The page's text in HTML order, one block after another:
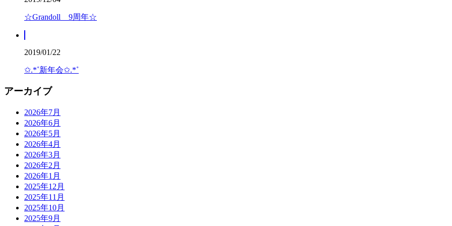
☆Grandoll 9周年☆
2019/01/22
✩.*˚新年会✩.*˚
アーカイブ
2026年7月
2026年6月
2026年5月
2026年4月
2026年3月
2026年2月
2026年1月
2025年12月
2025年11月
2025年10月
2025年9月